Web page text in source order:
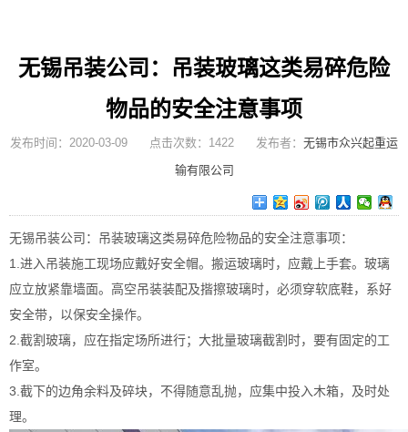
无锡吊装公司：吊装玻璃这类易碎危险
物品的安全注意事项
发布时间：2020-03-09 点击次数：1422 发布者： 无锡市众兴起重运
输有限公司
无锡吊装公司：吊装玻璃这类易碎危险物品的安全注意事项：
1.进入吊装施工现场应戴好安全帽。搬运玻璃时，应戴上手套。玻璃
应立放紧靠墙面。高空吊装装配及揩擦玻璃时，必须穿软底鞋，系好
安全带，以保安全操作。
2.截割玻璃，应在指定场所进行；大批量玻璃截割时，要有固定的工
作室。
3.截下的边角余料及碎块，不得随意乱抛，应集中投入木箱，及时处
理。